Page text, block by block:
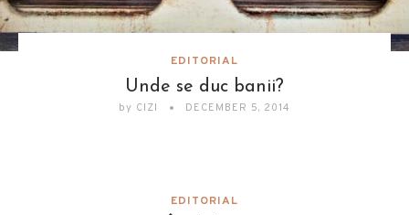
EDITORIAL
Unde se duc banii?
by CIZI DECEMBER 5, 2014
EDITORIAL